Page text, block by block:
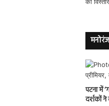
पटना में
दर्शकों